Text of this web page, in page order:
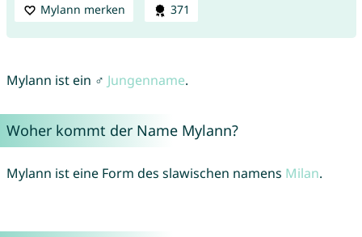
Mylann merken 371
Mylann ist ein ♂ Jungenname.
Woher kommt der Name Mylann?
Mylann ist eine Form des slawischen namens Milan.